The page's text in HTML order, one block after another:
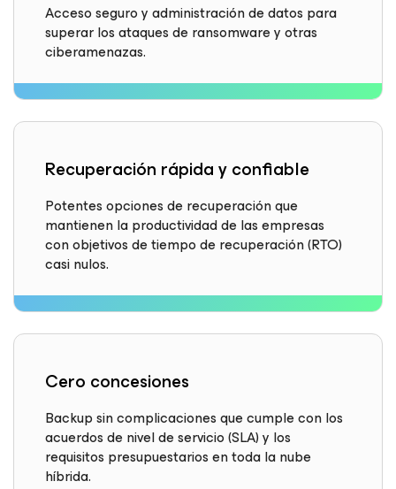
Acceso seguro y administración de datos para
superar los ataques de ransomware y otras
ciberamenazas.
Recuperación rápida y confiable
Potentes opciones de recuperación que
mantienen la productividad de las empresas
con objetivos de tiempo de recuperación (RTO)
casi nulos.
Cero concesiones
Backup sin complicaciones que cumple con los
acuerdos de nivel de servicio (SLA) y los
requisitos presupuestarios en toda la nube
híbrida.